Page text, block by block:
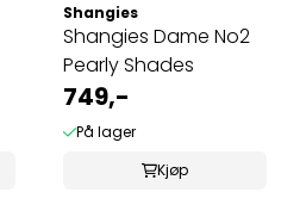
Shangies
Shangies Dame No2
Pearly Shades
749,-
På lager
Kjøp